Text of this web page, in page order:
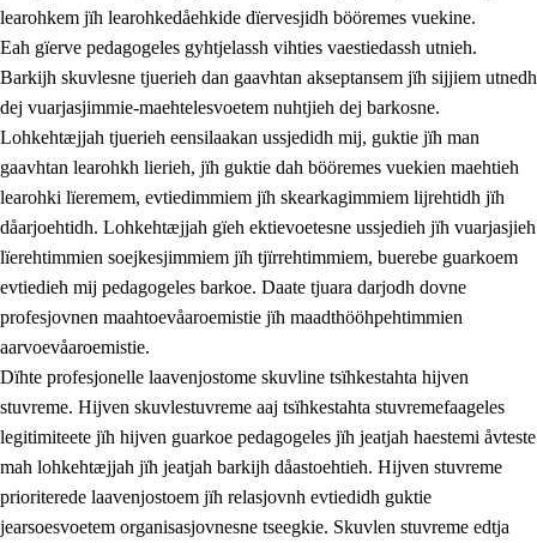
learohkem jïh learohkedåehkide dïervesjidh bööremes vuekine.
Eah gïerve pedagogeles gyhtjelassh vihties vaestiedassh utnieh.
Barkijh skuvlesne tjuerieh dan gaavhtan akseptansem jïh sijjiem utnedh
dej vuarjasjimmie-maehtelesvoetem nuhtjieh dej barkosne.
Lohkehtæjjah tjuerieh eensilaakan ussjedidh mij, guktie jïh man
gaavhtan learohkh lierieh, jïh guktie dah bööremes vuekien maehtieh
learohki lïeremem, evtiedimmiem jïh skearkagimmiem lijrehtidh jïh
dåarjoehtidh. Lohkehtæjjah gïeh ektievoetesne ussjedieh jïh vuarjasjieh
lïerehtimmien soejkesjimmiem jïh tjïrrehtimmiem, buerebe guarkoem
evtiedieh mij pedagogeles barkoe. Daate tjuara darjodh dovne
profesjovnen maahtoevåaroemistie jïh maadthööhpehtimmien
aarvoevåaroemistie.
Dïhte profesjonelle laavenjostome skuvline tsïhkestahta hijven
stuvreme. Hijven skuvlestuvreme aaj tsïhkestahta stuvremefaageles
legitimiteete jïh hijven guarkoe pedagogeles jïh jeatjah haestemi åvteste
mah lohkehtæjjah jïh jeatjah barkijh dåastoehtieh. Hijven stuvreme
prioriterede laavenjostoem jïh relasjovnh evtiedidh guktie
jearsoesvoetem organisasjovnesne tseegkie. Skuvlen stuvreme edtja